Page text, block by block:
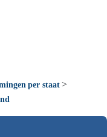
per staat>